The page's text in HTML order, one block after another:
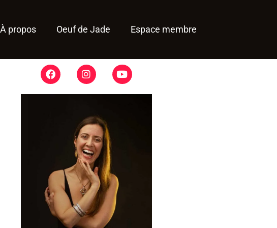
À propos Oeuf de Jade Espace membre